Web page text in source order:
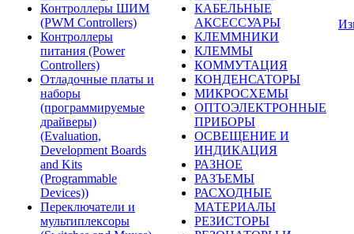
Контроллеры ШИМ
(PWM Controllers)
Контроллеры
питания (Power
Controllers)
Отладочные платы и
наборы
(программируемые
драйверы)
(Evaluation,
Development Boards
and Kits
(Programmable
Devices))
Переключатели и
мультиплексоры
КАБЕЛЬНЫЕ
АКСЕССУАРЫ
КЛЕММНИКИ
КЛЕММЫ
КОММУТАЦИЯ
КОНДЕНСАТОРЫ
МИКРОСХЕМЫ
ОПТОЭЛЕКТРОННЫЕ
ПРИБОРЫ
ОСВЕЩЕНИЕ И
ИНДИКАЦИЯ
РАЗНОЕ
РАЗЪЕМЫ
РАСХОДНЫЕ
МАТЕРИАЛЫ
РЕЗИСТОРЫ